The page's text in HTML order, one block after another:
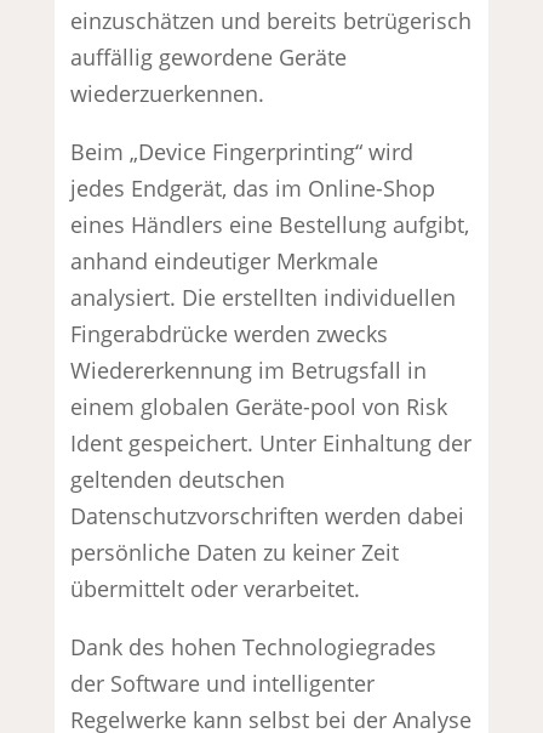
einzuschätzen und bereits betrügerisch
auffällig gewordene Geräte
wiederzuerkennen.
Beim „Device Fingerprinting“ wird
jedes Endgerät, das im Online-Shop
eines Händlers eine Bestellung aufgibt,
anhand eindeutiger Merkmale
analysiert. Die erstellten individuellen
Fingerabdrücke werden zwecks
Wiedererkennung im Betrugsfall in
einem globalen Geräte-pool von Risk
Ident gespeichert. Unter Einhaltung der
geltenden deutschen
Datenschutzvorschriften werden dabei
persönliche Daten zu keiner Zeit
übermittelt oder verarbeitet.
Dank des hohen Technologiegrades
der Software und intelligenter
Regelwerke kann selbst bei der Analyse